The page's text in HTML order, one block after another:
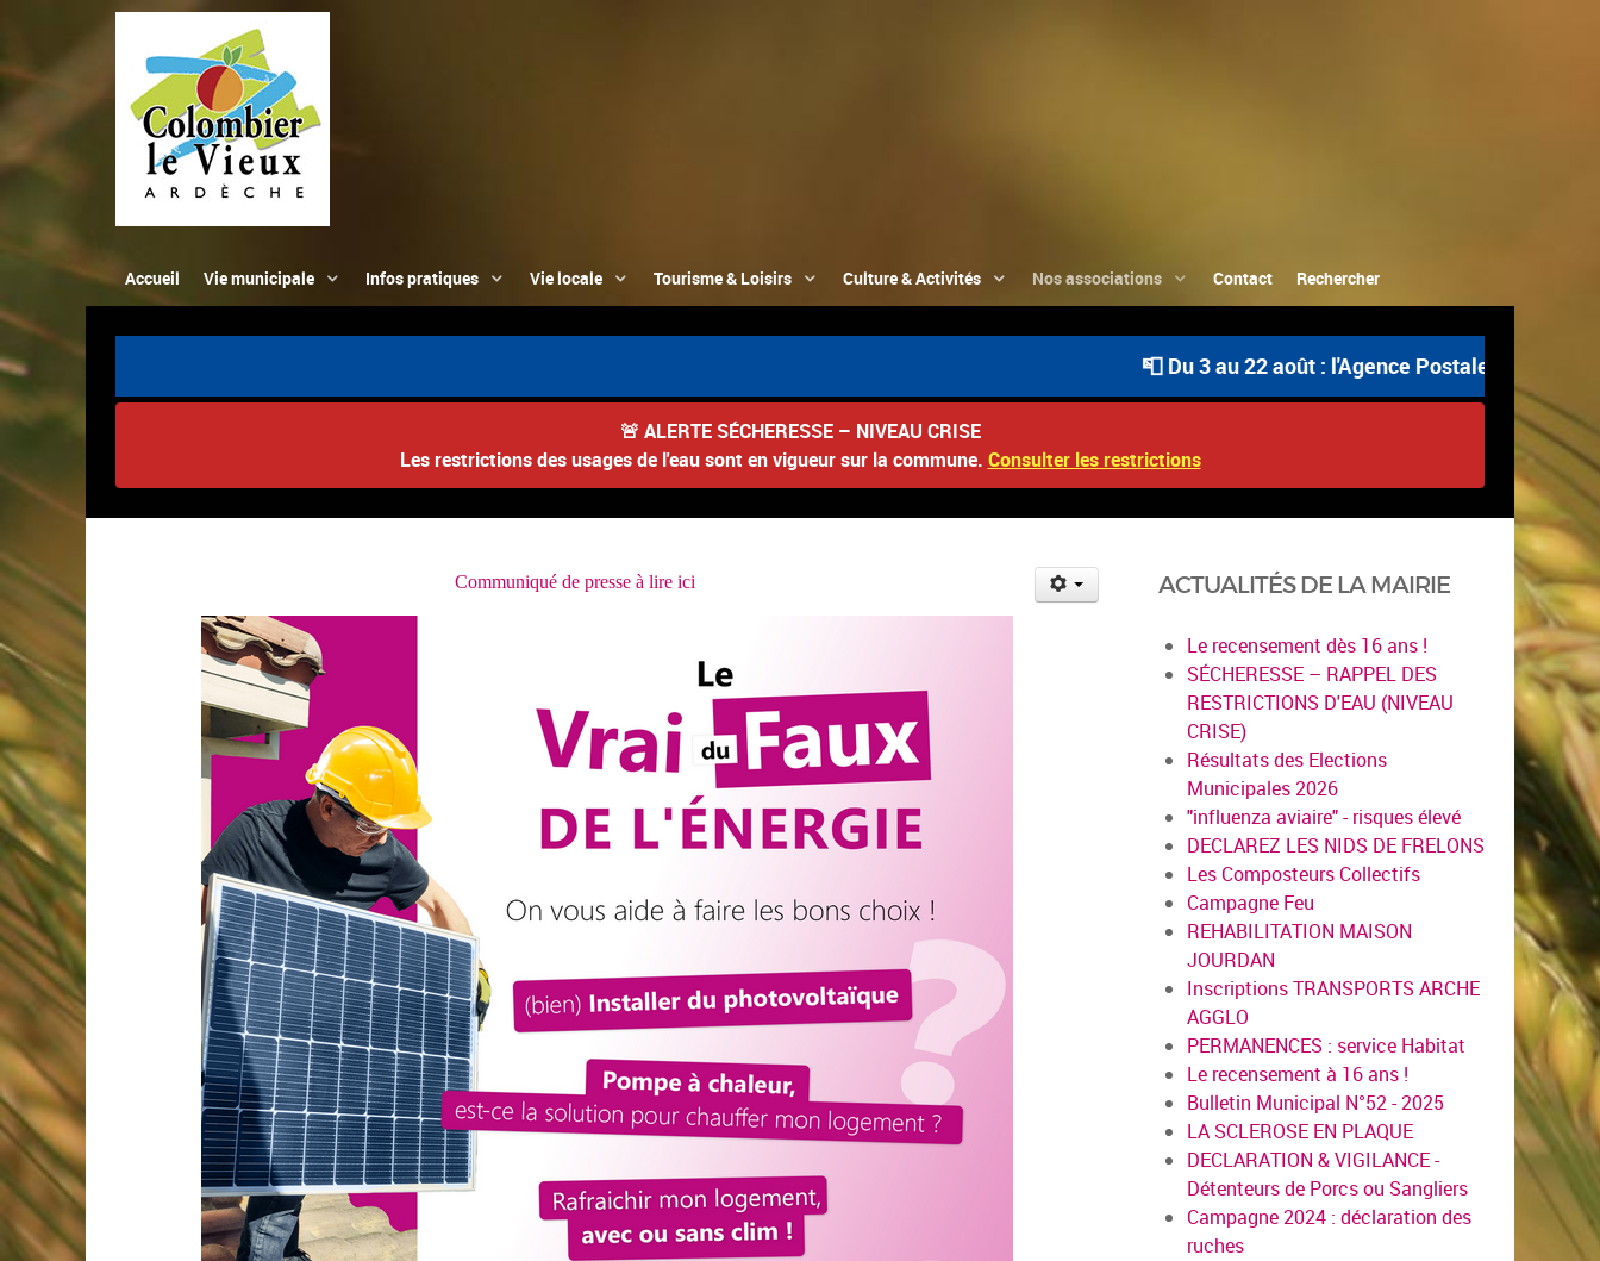
Accueil Vie municipale Infos pratiques Vie locale Tourisme & Loisirs Culture & Activités Nos associations Contact Rechercher
📮 Du 3 au 22 août : l'Agence Postale Communale
🚨 ALERTE SÉCHERESSE – NIVEAU CRISE
Les restrictions des usages de l'eau sont en vigueur sur la commune. Consulter les restrictions
Communiqué de presse à lire ici ACTUALITÉS DE LA MAIRIE
Le recensement dès 16 ans !
SÉCHERESSE – RAPPEL DES
RESTRICTIONS D'EAU (NIVEAU
CRISE)
Résultats des Elections
Municipales 2026
"influenza aviaire" - risques élevé
DECLAREZ LES NIDS DE FRELONS
Les Composteurs Collectifs
Campagne Feu
REHABILITATION MAISON
JOURDAN
Inscriptions TRANSPORTS ARCHE
AGGLO
PERMANENCES : service Habitat
Le recensement à 16 ans !
Bulletin Municipal N°52 - 2025
LA SCLEROSE EN PLAQUE
DECLARATION & VIGILANCE -
Détenteurs de Porcs ou Sangliers
Campagne 2024 : déclaration des
ruches